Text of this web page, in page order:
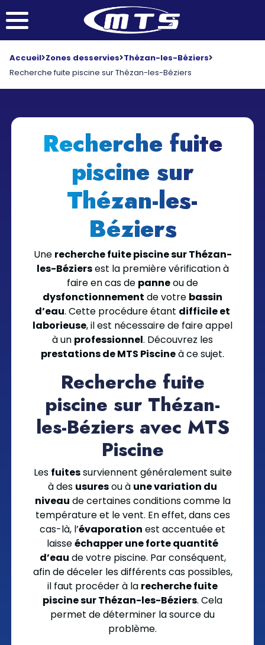
Accueil Zones desservies Thézan-les-Béziers
Recherche fuite piscine sur Thézan-les-Béziers
Recherche fuite
piscine sur
Thézan-les-
Béziers
Une recherche fuite piscine sur Thézan-
les-Béziersest la première vérification à
faire en cas de panneou de
dysfonctionnement de votre bassin
d’eau. Cette procédure étant difficile et
laborieuse, il est nécessaire de faire appel
à un professionnel. Découvrez les
prestations de MTS Piscineà ce sujet.
Recherche fuite
piscine sur Thézan-
les-Béziers avec MTS
Piscine
Les fuitessurviennent généralement suite
à des usuresou à une variation du
niveau de certaines conditions comme la
température et le vent. En effet, dans ces
cas-là, l’évaporation est accentuée et
laisseéchapper une forte quantité
d’eau de votre piscine. Par conséquent,
afin de déceler les différents cas possibles,
il faut procéder à la recherche fuite
piscine sur Thézan-les-Béziers. Cela
permet de déterminer la source du
problème.